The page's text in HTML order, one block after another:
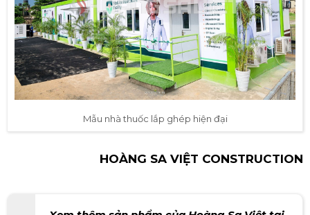
Mẫu nhà thuốc lắp ghép hiện đại
HOÀNG SA VIỆT CONSTRUCTION